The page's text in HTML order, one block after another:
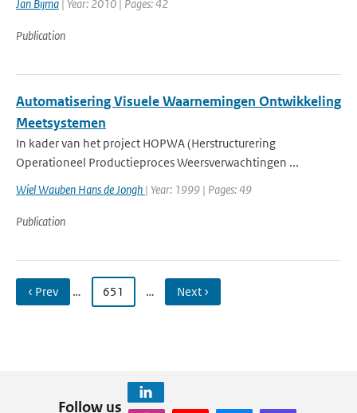
Jan Bijma | Year: 2010 | Pages: 42
Publication
Automatisering Visuele Waarnemingen Ontwikkeling
Meetsystemen
In kader van het project HOPWA (Herstructurering
Operationeel Productieproces Weersverwachtingen ...
Wiel Wauben Hans de Jongh | Year: 1999 | Pages: 49
Publication
‹ Prev … 651 … Next ›
Follow us